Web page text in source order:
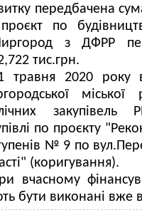
передбачена
по
з ДФРР
тис.грн.
травня 2020 року
закупівель
по проєкту
№ 9 по
(коригування).
вчасному
бути виконані вже